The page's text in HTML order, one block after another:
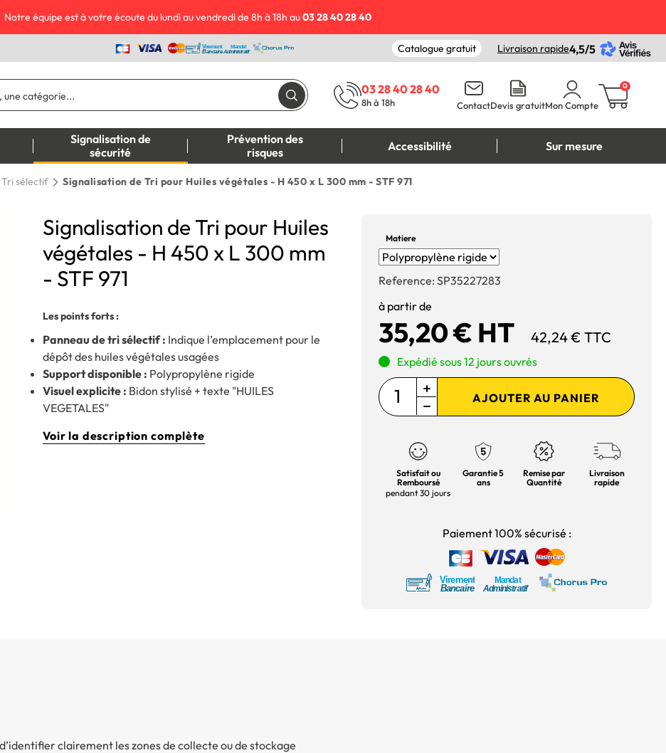
Notre équipe est à votre écoute du lundi au vendredi de 8h à 18h au03 28 40 28 40
Catalogue gratuit Livraison rapide4,5/5
03 28 40 28 40
8h à 18h ContactDevis gratuitMon Compte
0
Signalisation de
sécurité
Prévention des
risques
Accessibilité Sur mesure
Tri sélectif Signalisation de Tri pour Huiles végétales - H 450 x L 300 mm - STF 971
Signalisation de Tri pour Huiles
végétales - H 450 x L 300 mm
- STF 971
Les points forts :
Panneau de tri sélectif : Indique l’emplacement pour le
dépôt des huiles végétales usagées
Support disponible : Polypropylène rigide
Visuel explicite : Bidon stylisé + texte "HUILES
VEGETALES"
Voir la description complète
Matiere
Reference: SP35227283
à partir de
35,20 € HT 42,24 € TTC
Expédié sous 12 jours ouvrés
AJOUTER AU PANIER
Satisfait ou
Remboursé
pendant 30 jours
Garantie 5
ans
Remise par
Quantité
Livraison
rapide
Paiement 100% sécurisé :
clairement les zones de collecte ou de stockage